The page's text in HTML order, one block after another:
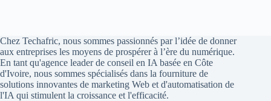
Chez Techafric, nous sommes passionnés par l’idée de donner
aux entreprises les moyens de prospérer à l’ère du numérique.
En tant qu'agence leader de conseil en IA basée en Côte
d'Ivoire, nous sommes spécialisés dans la fourniture de
solutions innovantes de marketing Web et d'automatisation de
l'IA qui stimulent la croissance et l'efficacité.